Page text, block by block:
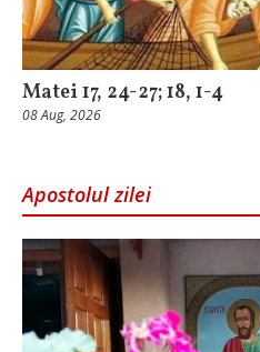
Matei 17, 24-27; 18, 1-4
08 Aug, 2026
Apostolul zilei